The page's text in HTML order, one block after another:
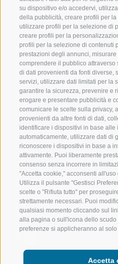
su dispositivo e/o accedervi,
della pubblicità, creare profili per la
utilizzare profili per la selezione di
creare profili per la
profili per la selezione di contenuti
prestazioni degli annunci, misurare
comprendere il pubblico attraverso
di dati provenienti da fonti diverse,
servizi, utilizzare dati limitati per la
garantire la sicurezza, prevenire e
erogare e presentare pubblicità e
comunicare le scelte sulla privacy,
provenienti da altre fonti di dati,
identificare i dispositivi in base alle
automaticamente, utilizzare dati di
riconoscere i dispositivi in base a
attivamente. Puoi liberamente
consenso senza incorrere in
"Accetta cookie," acconsenti all'uso
Utilizza il pulsante "Gestisci
scelte o "Rifiuta tutto" per
strettamente necessari. Puoi
qualsiasi momento cliccando sul
alla pagina o sull'icona dello scudo
preferenze si applicheranno al solo
Accetta
TURISTICA DI
VAL GIOVO
VAL RACINES
VAL RIDANNA
IMPIANTI DI RISALITA
SCUOLA DI SCI RACINES
LUISL'S SKI SCHOOL A
SEGUICI SUI SOCIAL